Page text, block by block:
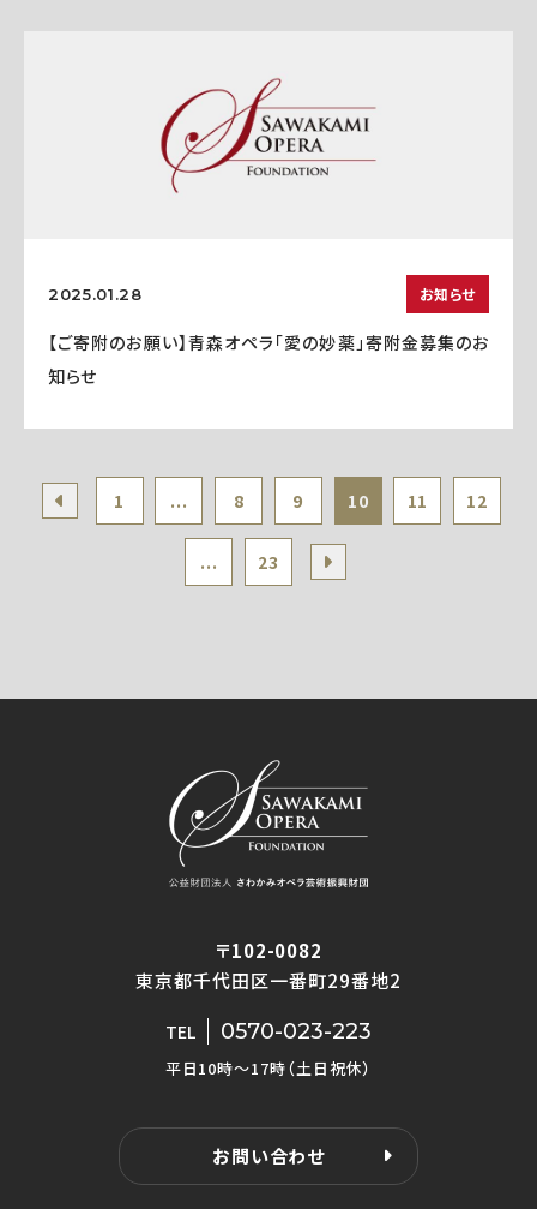
2025.01.28 お知らせ
【ご寄附のお願い】青森オペラ「愛の妙薬」寄附金募集のお
知らせ
1 ... 8 9 10 11 12
... 23
〒102-0082
東京都千代田区一番町29番地2
TEL 0570-023-223
平日10時〜17時（土日祝休）
お問い合わせ